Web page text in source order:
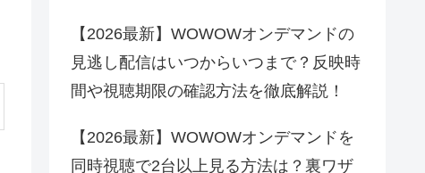
【2026最新】WOWOWオンデマンドの
見逃し配信はいつからいつまで？反映時
間や視聴期限の確認方法を徹底解説！
【2026最新】WOWOWオンデマンドを
同時視聴で2台以上見る方法は？裏ワザ